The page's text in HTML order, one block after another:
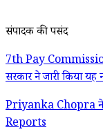
संपादक की पसंद
7th Pay
सरकार ने जारी किया
Priyanka Chopra ने
Reports